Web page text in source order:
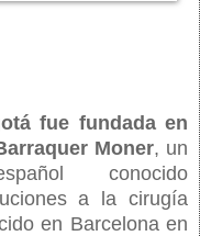
fue fundada en
Moner, un
conocido
a la cirugía
en Barcelona en